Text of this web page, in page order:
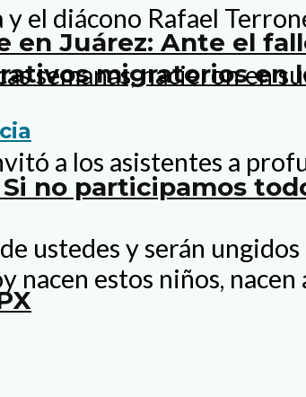
en Juárez: Ante el
migratorios en
no participamos
el diácono Rafael
semanas, nacieron en
a los asistentes a
ustedes y serán
estos niños, nacen